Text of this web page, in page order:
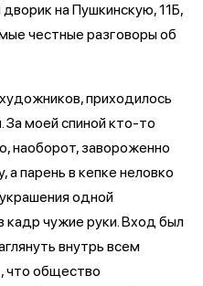
на Пушкинскую, 11Б,
честные разговоры об
приходилось
моей спиной кто-то
наоборот, завороженно
а парень в кепке неловко
одной
кадр чужие руки. Вход был
внутрь всем
что общество